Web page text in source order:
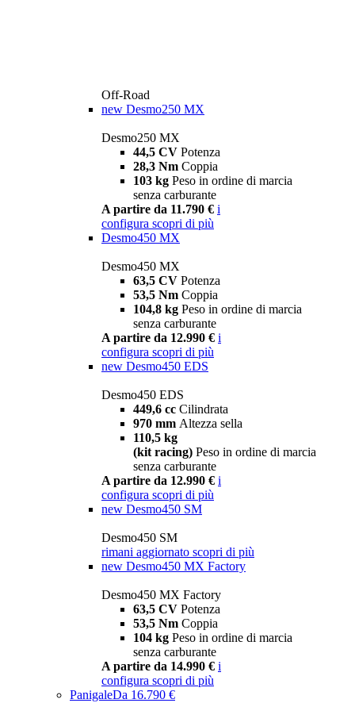
Off-Road
new Desmo250 MX
Desmo250 MX
44,5 CV Potenza
28,3 Nm Coppia
103 kg Peso in ordine di marcia
senza carburante
A partire da 11.790 € i
configura scopri di più
Desmo450 MX
Desmo450 MX
63,5 CV Potenza
53,5 Nm Coppia
104,8 kg Peso in ordine di marcia
senza carburante
A partire da 12.990 € i
configura scopri di più
new Desmo450 EDS
Desmo450 EDS
449,6 cc Cilindrata
970 mm Altezza sella
110,5 kg
(kit racing) Peso in ordine di marcia
senza carburante
A partire da 12.990 € i
configura scopri di più
new Desmo450 SM
Desmo450 SM
rimani aggiornato scopri di più
new Desmo450 MX Factory
Desmo450 MX Factory
63,5 CV Potenza
53,5 Nm Coppia
104 kg Peso in ordine di marcia
senza carburante
A partire da 14.990 € i
configura scopri di più
PanigaleDa 16.790 €